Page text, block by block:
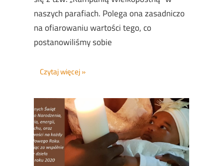
naszych parafiach. Polega ona zasadniczo
na ofiarowaniu wartości tego, co
postanowiliśmy sobie
Czytaj więcej